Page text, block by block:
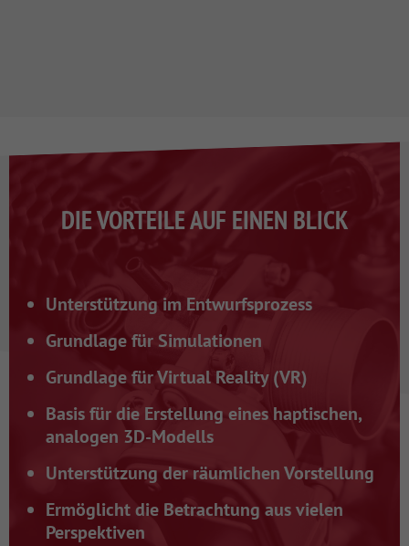
DIE VORTEILE AUF EINEN BLICK
Unterstützung im Entwurfsprozess
Grundlage für Simulationen
Grundlage für Virtual Reality (VR)
Basis für die Erstellung eines haptischen,
analogen 3D-Modells
Unterstützung der räumlichen Vorstellung
Ermöglicht die Betrachtung aus vielen
Perspektiven